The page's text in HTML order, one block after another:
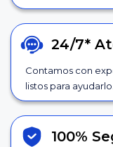
24/7*
Contamos con
listos para ayudarlo.
100%